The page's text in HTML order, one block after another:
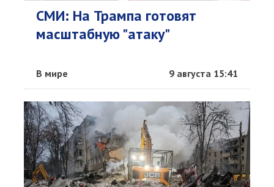
СМИ: На Трампа готовят
масштабную "атаку"
В мире 9 августа 15:41